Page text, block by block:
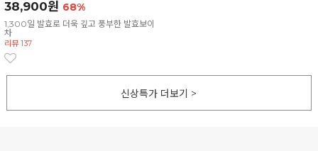
38,900원 68%
1,300일 발효로 더욱 깊고 풍부한 발효보이
차
리뷰 137
신상특가 더보기 >